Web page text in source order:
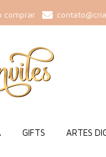
comprar
GIFTS ARTES